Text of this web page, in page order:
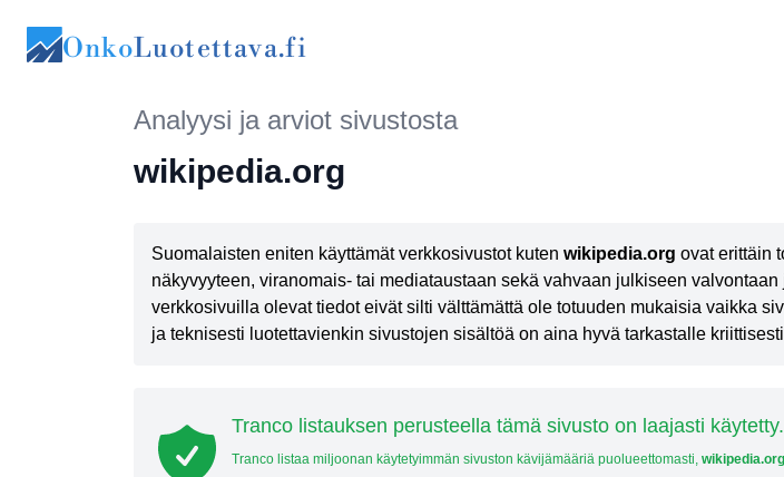
OnkoLuotettava.fi
Analyysi ja arviot sivustosta
wikipedia.org
Suomalaisten eniten käyttämät verkkosivustot kuten wikipedia.org ovat erittäin
näkyvyyteen, viranomais- tai mediataustaan sekä vahvaan julkiseen
verkkosivuilla olevat tiedot eivät silti välttämättä ole totuuden mukaisia vaikka
ja teknisesti luotettavienkin sivustojen sisältöä on aina hyvä tarkastalle
Tranco listauksen perusteella tämä sivusto on laajasti käytetty.
Tranco listaa miljoonan käytetyimmän sivuston kävijämääriä puolueettomasti, wikipedia.org